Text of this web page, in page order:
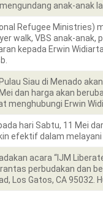
anak-anak
Refugee Ministries)
walk, VBS anak-
kepada Erwin
Siau di Menado
dan harga akan
Erwin
hari Sabtu, 11 Mei
efektif dalam melayani
acara “IJM
perbudakan dan
Los Gatos, CA